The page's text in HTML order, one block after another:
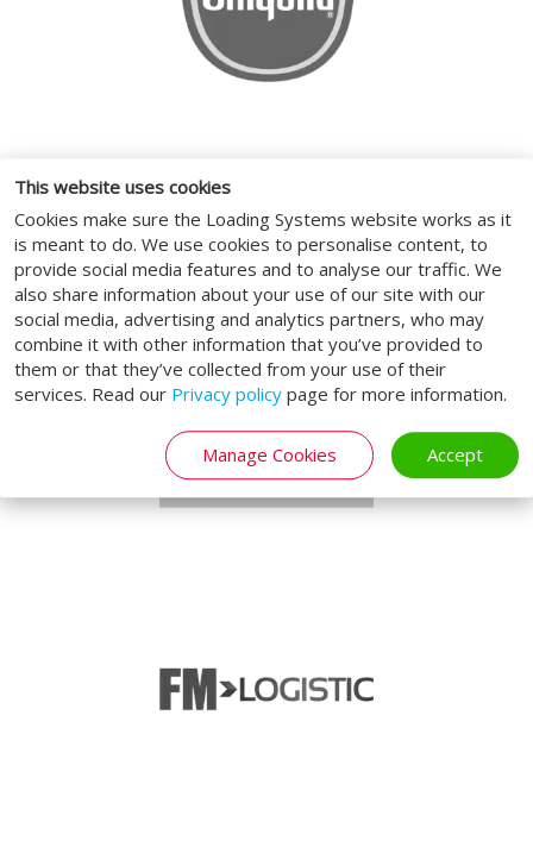
This website uses cookies
Cookies make sure the Loading Systems website works as it
is meant to do. We use cookies to personalise content, to
provide social media features and to analyse our traffic. We
also share information about your use of our site with our
social media, advertising and analytics partners, who may
combine it with other information that you’ve provided to
them or that they’ve collected from your use of their
services. Read our Privacy policy page for more information.
Manage Cookies Accept